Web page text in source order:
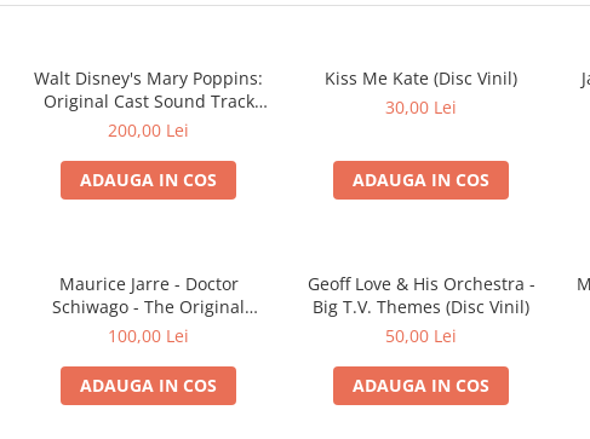
Walt Disney's Mary Poppins:
Original Cast Sound Track
(Disc Vinil)
200,00 Lei
ADAUGA IN COS
Kiss Me Kate (Disc Vinil)
30,00 Lei
ADAUGA IN COS
Maurice Jarre - Doctor
Schiwago - The Original
Soundtrack Album (Disc Vinil)
100,00 Lei
ADAUGA IN COS
Geoff Love & His Orchestra -
Big T.V. Themes (Disc Vinil)
50,00 Lei
ADAUGA IN COS